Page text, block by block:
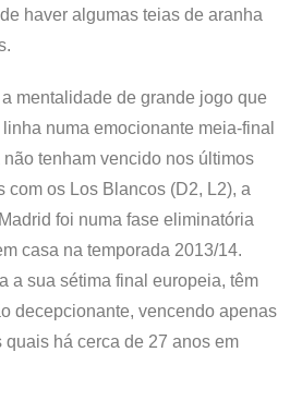
haver algumas teias de aranha
mentalidade de grande jogo que
numa emocionante meia-final
tenham vencido nos últimos
com os Los Blancos (D2, L2), a
foi numa fase eliminatória
casa na temporada 2013/14.
a sua sétima final europeia, têm
decepcionante, vencendo apenas
há cerca de 27 anos em